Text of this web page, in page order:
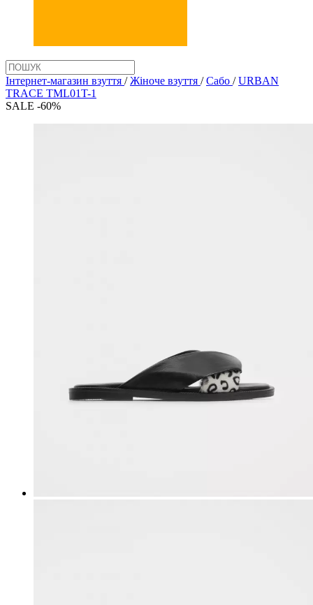
Інтернет-магазин взуття / Жіноче взуття / Сабо / URBAN
TRACE TML01T-1
SALE -60%